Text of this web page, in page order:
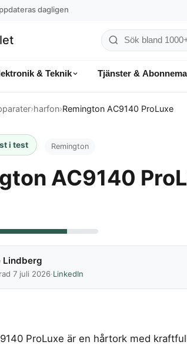
dagligen
Sök
konsumentvalet
& Teknik Tjänster &
›harfon›Remington AC9140 ProLuxe
i test Remington
AC9140
Lindberg
7 juli 2026·LinkedIn
ProLuxe är en hårtork med